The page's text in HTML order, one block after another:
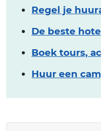
Regel je
De beste
Boek tours,
Huur een